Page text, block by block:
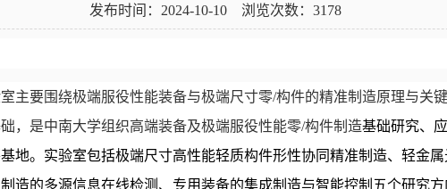
发布时间：2024-10-10 浏览次数： 3178
主要围绕极端服役性能装备与极端尺寸零/构件的精准制造原理与关
，是中南大学组织高端装备及极端服役性能零/构件制造基础研究、
地。实验室包括极端尺寸高性能轻质构件形性协同精准制造、 轻金
造的多源信息在线检测、专用装备的集成制造与智能控制五个研究方